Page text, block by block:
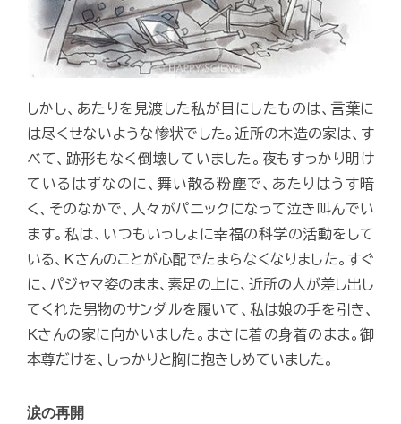
しかし、あたりを見渡した私が目にしたものは、言葉に
は尽くせないような惨状でした。近所の木造の家は、す
べて、跡形もなく倒壊していました。夜もすっかり明け
ているはずなのに、舞い散る粉塵で、あたりはうす暗
く、そのなかで、人々がパニックになって泣き叫んでい
ます。私は、いつもいっしょに幸福の科学の活動をして
いる、Kさんのことが心配でたまらなくなりました。すぐ
に、パジャマ姿のまま、素足の上に、近所の人が差し出し
てくれた男物のサンダルを履いて、私は娘の手を引き、
Kさんの家に向かいました。まさに着の身着のまま。御
本尊だけを、しっかりと胸に抱きしめていました。
涙の再開